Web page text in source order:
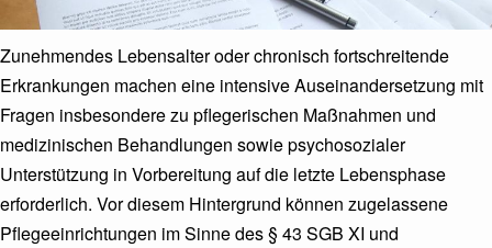
Zunehmendes Lebensalter oder chronisch fortschreitende
Erkrankungen machen eine intensive Auseinandersetzung mit
Fragen insbesondere zu pflegerischen Maßnahmen und
medizinischen Behandlungen sowie psychosozialer
Unterstützung in Vorbereitung auf die letzte Lebensphase
erforderlich. Vor diesem Hintergrund können zugelassene
Pflegeeinrichtungen im Sinne des § 43 SGB XI und